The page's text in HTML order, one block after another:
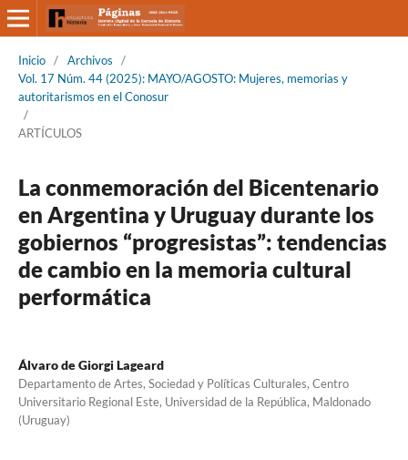
Inicio / Archivos
/
Vol. 17 Núm. 44 (2025): MAYO/AGOSTO: Mujeres, memorias y
autoritarismos en el Conosur
/
ARTÍCULOS
La conmemoración del Bicentenario
en Argentina y Uruguay durante los
gobiernos “progresistas”: tendencias
de cambio en la memoria cultural
performática
Álvaro de Giorgi Lageard
Departamento de Artes, Sociedad y Políticas Culturales, Centro
Universitario Regional Este, Universidad de la República, Maldonado
(Uruguay)